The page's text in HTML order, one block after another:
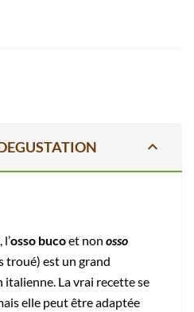
expand_less
osso bucoet non osso
troué) est un grand
italienne. La vrai recette se
elle peut être adaptée